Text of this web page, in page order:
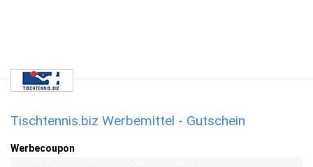
Tischtennis.biz Werbemittel - Gutschein
Werbecoupon